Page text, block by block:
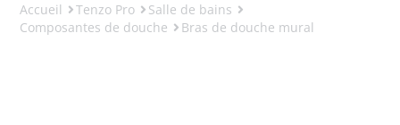
Accueil Tenzo Pro
Salle de bains
Composantes de douche
Bras de douche mural